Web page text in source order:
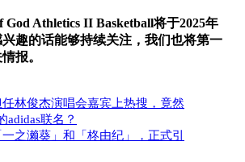
God Athletics II Basketball将于2025年
趣的话能够持续关注，我们也将第一
报。
林俊杰演唱会嘉宾上热搜，竟然
adidas联名？
之濑葵」和「柊由纪」，正式引